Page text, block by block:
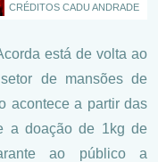
CRÉDITOS CADU ANDRADE
está de volta ao
de mansões de
acontece a partir das
a doação de 1kg de
ao público a